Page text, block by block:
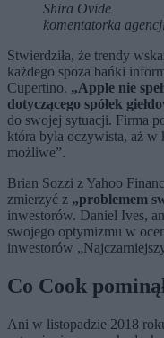
Shira Ovide
komentatorka
Stwierdziła, że trendy
każdego spoza bańki
Cupertino. „Apple nie
dotyczącego spółek
do swojej sytuacji. Firma
która była oczywista, aż w
możliwe”.
Brian Sozzi z Yahoo
zmierzyć z „problemem
inwestorów. Daniel Ives,
swojego optymizmu w
inwestorów
Co Cook
Ani w listopadzie 2018